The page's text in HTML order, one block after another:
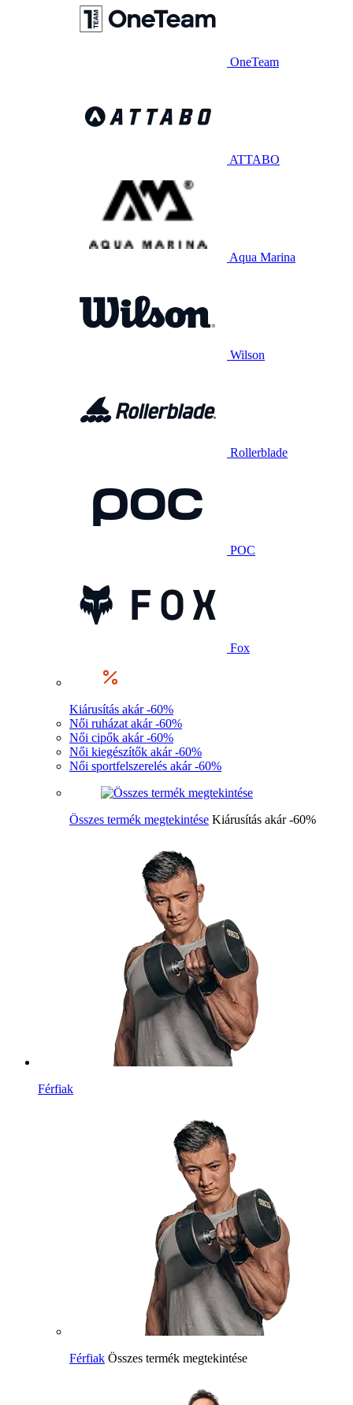
OneTeam
ATTABO
Aqua Marina
Wilson
Rollerblade
POC
Fox
Kiárusítás akár -60%
Női ruházat akár -60%
Női cipők akár -60%
Női kiegészítők akár -60%
Női sportfelszerelés akár -60%
Összes termék megtekintése Kiárusítás akár -60%
Férfiak
Férfiak Összes termék megtekintése